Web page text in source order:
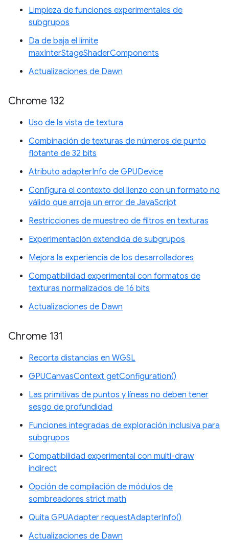
Limpieza de funciones experimentales de
subgrupos
Da de baja el límite
maxInterStageShaderComponents
Actualizaciones de Dawn
Chrome 132
Uso de la vista de textura
Combinación de texturas de números de punto
flotante de 32 bits
Atributo adapterInfo de GPUDevice
Configura el contexto del lienzo con un formato no
válido que arroja un error de JavaScript
Restricciones de muestreo de filtros en texturas
Experimentación extendida de subgrupos
Mejora la experiencia de los desarrolladores
Compatibilidad experimental con formatos de
texturas normalizados de 16 bits
Actualizaciones de Dawn
Chrome 131
Recorta distancias en WGSL
GPUCanvasContext getConfiguration()
Las primitivas de puntos y líneas no deben tener
sesgo de profundidad
Funciones integradas de exploración inclusiva para
subgrupos
Compatibilidad experimental con multi-draw
indirect
Opción de compilación de módulos de
sombreadores strict math
Quita GPUAdapter requestAdapterInfo()
Actualizaciones de Dawn